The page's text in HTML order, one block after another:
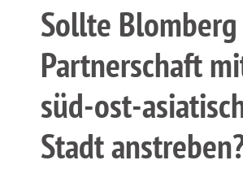
Sollte
Partnerschaft
süd-ost-
Stadt